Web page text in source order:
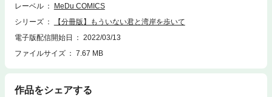
レーベル
MeDu COMICS
シリーズ
【分冊版】もういない君と湾岸を歩いて
電子版配信開始日
2022/03/13
ファイルサイズ
7.67 MB
作品をシェアする